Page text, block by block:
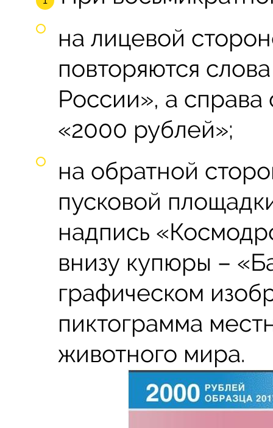
на лицевой
повторяются
России», а
«2000 рублей»;
на обратной
пусковой
надпись
внизу купюры –
графическом
пиктограмма
животного мира.